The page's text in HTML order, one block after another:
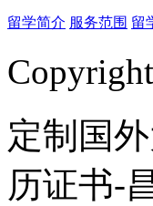
留学简介 服务范围 留
定制国
历证书-